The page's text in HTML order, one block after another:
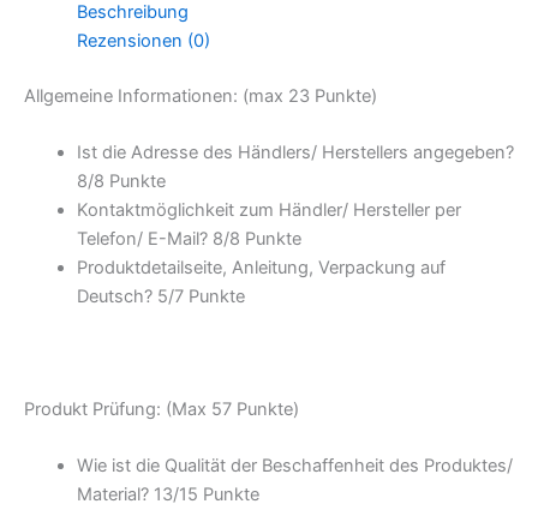
Beschreibung
Rezensionen (0)
Allgemeine Informationen: (max 23 Punkte)
Ist die Adresse des Händlers/ Herstellers angegeben?
8/8 Punkte
Kontaktmöglichkeit zum Händler/ Hersteller per
Telefon/ E-Mail? 8/8 Punkte
Produktdetailseite, Anleitung, Verpackung auf
Deutsch? 5/7 Punkte
Produkt Prüfung: (Max 57 Punkte)
Wie ist die Qualität der Beschaffenheit des Produktes/
Material? 13/15 Punkte